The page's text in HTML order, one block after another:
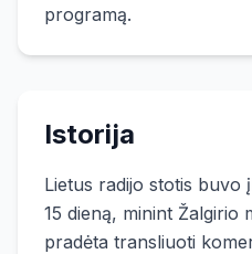
programą.
Istorija
Lietus radijo stotis buvo
15 dieną, minint Žalgirio
pradėta transliuoti